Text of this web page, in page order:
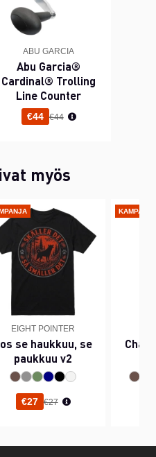
ABU GARCIA
Abu Garcia®
Cardinal® Trolling
Line Counter
€44 Normaali hinta
€44
myös
EIGHT POINTER
se haukkuu, se
paukkuu v2
€27 Normaali hinta
€27